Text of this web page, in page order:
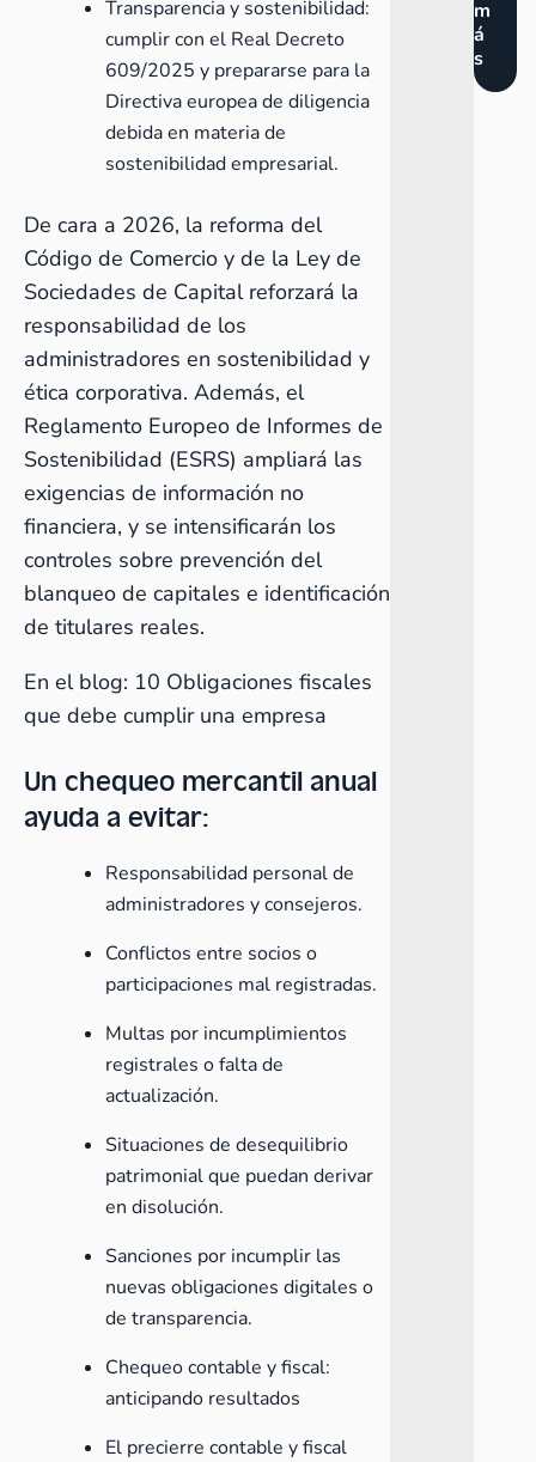
Transparencia y sostenibilidad:
cumplir con el Real Decreto
609/2025 y prepararse para la
Directiva europea de diligencia
debida en materia de
sostenibilidad empresarial.
De cara a 2026, la reforma del
Código de Comercio y de la Ley de
Sociedades de Capital reforzará la
responsabilidad de los
administradores en sostenibilidad y
ética corporativa. Además, el
Reglamento Europeo de Informes de
Sostenibilidad (ESRS) ampliará las
exigencias de información no
financiera, y se intensificarán los
controles sobre prevención del
blanqueo de capitales e identificación
de titulares reales.
En el blog: 10 Obligaciones fiscales
que debe cumplir una empresa
Un chequeo mercantil anual
ayuda a evitar:
Responsabilidad personal de
administradores y consejeros.
Conflictos entre socios o
participaciones mal registradas.
Multas por incumplimientos
registrales o falta de
actualización.
Situaciones de desequilibrio
patrimonial que puedan derivar
en disolución.
Sanciones por incumplir las
nuevas obligaciones digitales o
de transparencia.
Chequeo contable y fiscal:
anticipando resultados
El precierre contable y fiscal
m
á
s